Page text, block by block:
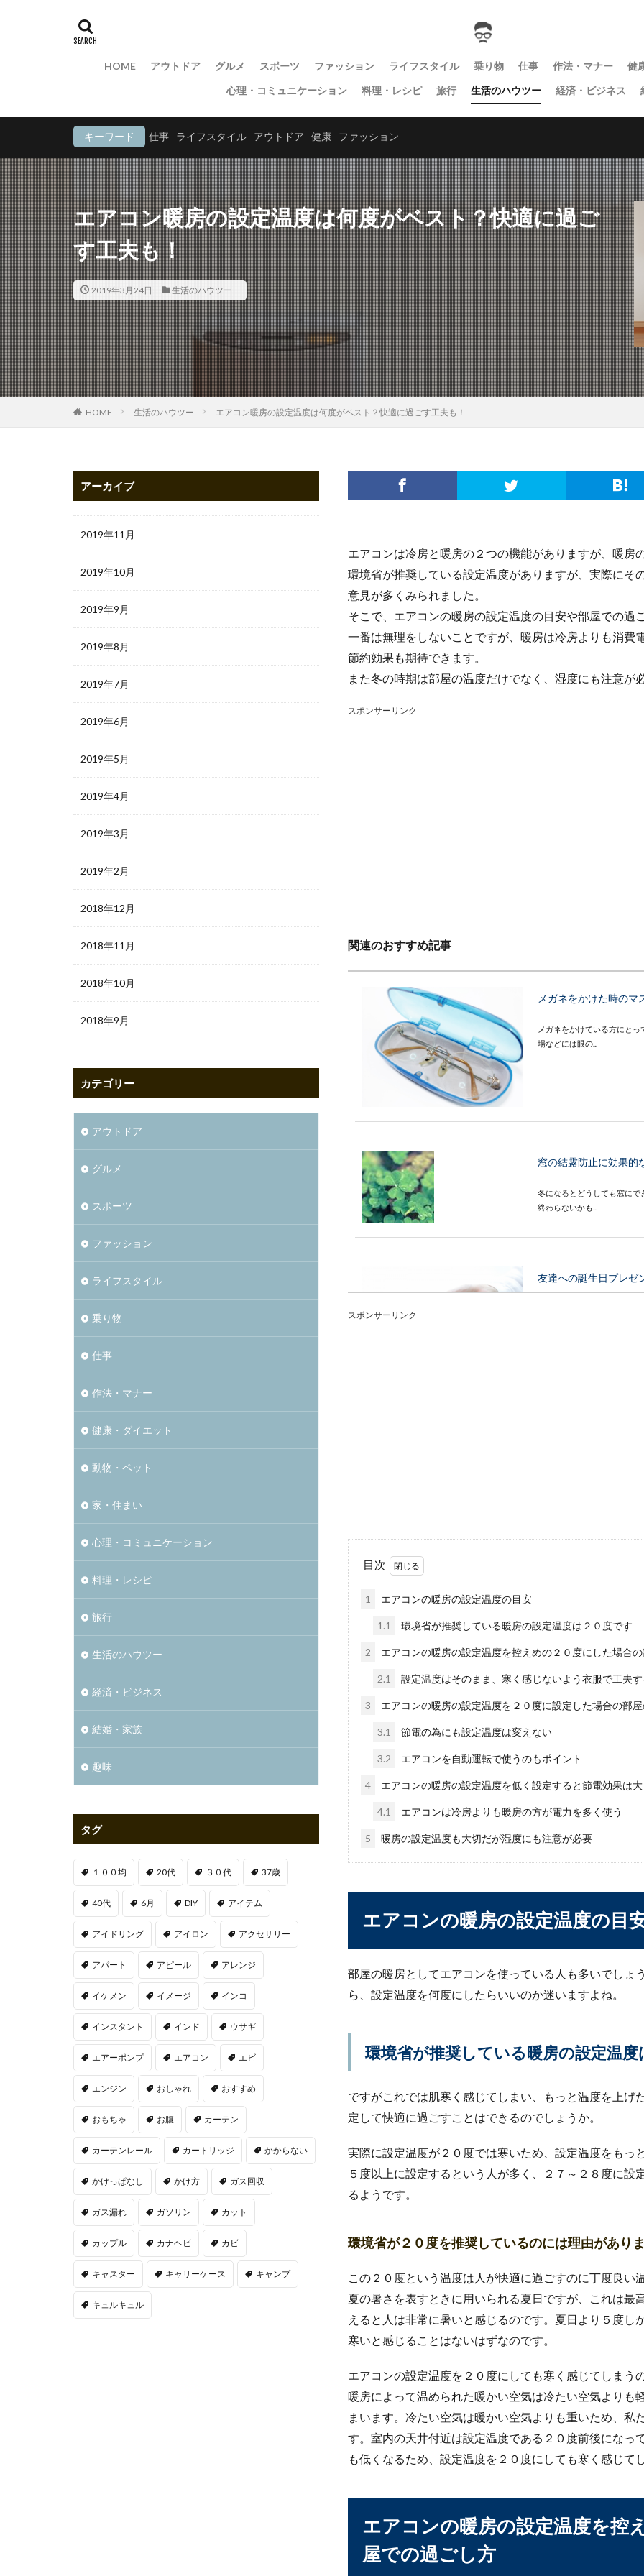
HOME アウトドア グルメ スポーツ ファッション ライフスタイル 乗り物 仕事 作法・マナー 健
心理・コミュニケーション
料理・レシピ 旅行 生活のハウツー 経済・ビジネス
キーワード 仕事 ライフスタイル アウトドア 健康 ファッション
エアコン暖房の設定温度は何度がベスト？快適に過ご
す工夫も！
2019年3月24日 生活のハウツー
HOME 生活のハウツー エアコン暖房の設定温度は何度がベスト？快適に過ごす工夫も！
エアコンは冷房と暖房の２つの機能がありますが、暖房
環境省が推奨している設定温度がありますが、実際にそ
意見が多くみられました。
そこで、エアコンの暖房の設定温度の目安や部屋での過
一番は無理をしないことですが、暖房は冷房よりも消費
節約効果も期待できます。
また冬の時期は部屋の温度だけでなく、湿度にも注意が
スポンサーリンク
関連のおすすめ記事
メガネをかけた時の
メガネをかけている方にと
場などには眼の...
窓の結露防止に効果的
冬になるとどうしても窓にで
終わらないかも...
友達への誕生日プレゼ
洗濯機の設置を自分で
洗濯機の設置は自分でもポ
電車で弁当を食べるの
電車の中で弁当を食べてい
かれます。...
白点病治療のために鷹
金魚などがなりやすい病気の
台所の収納【調味料編
台所を収納するときに調味料
や請求の方法と...
警察の取り締まりから
警察のスピード違反の取り締
思いますが、逃...
弁当箱をレンジで加熱
よね。せっかく...
るため...
しょう。...
スポンサーリンク
目次
1 エアコンの暖房の設定温度の目安
1.1 環境省が推奨している暖房の設定温度は２０度です
2 エアコンの暖房の設定温度を控えめの２０度にした場合
2.1 設定温度はそのまま、寒く感じないよう衣服で工夫す
3 エアコンの暖房の設定温度を２０度に設定した場合の部
3.1 節電の為にも設定温度は変えない
3.2 エアコンを自動運転で使うのもポイント
4 エアコンの暖房の設定温度を低く設定すると節電効果は
4.1 エアコンは冷房よりも暖房の方が電力を多く使う
5 暖房の設定温度も大切だが湿度にも注意が必要
エアコンの暖房の設定温度の目
部屋の暖房としてエアコンを使っている人も多いでしょ
ら、設定温度を何度にしたらいいのか迷いますよね。
環境省が推奨している暖房の設定温度
ですがこれでは肌寒く感じてしまい、もっと温度を上げ
定して快適に過ごすことはできるのでしょうか。
実際に設定温度が２０度では寒いため、設定温度をもっ
５度以上に設定するという人が多く、２７～２８度に設
るようです。
環境省が２０度を推奨しているのには理由があり
この２０度という温度は人が快適に過ごすのに丁度良い
夏の暑さを表すときに用いられる夏日ですが、これは最
えると人は非常に暑いと感じるのです。夏日より５度し
寒いと感じることはないはずなのです。
エアコンの設定温度を２０度にしても寒く感じてしまう
暖房によって温められた暖かい空気は冷たい空気よりも
まいます。冷たい空気は暖かい空気よりも重いため、私
す。室内の天井付近は設定温度である２０度前後になっ
も低くなるため、設定温度を２０度にしても寒く感じて
エアコンの暖房の設定温度を控
屋での過ごし方
アーカイブ
2019年11月
2019年10月
2019年9月
2019年8月
2019年7月
2019年6月
2019年5月
2019年4月
2019年3月
2019年2月
2018年12月
2018年11月
2018年10月
2018年9月
カテゴリー
アウトドア
グルメ
スポーツ
ファッション
ライフスタイル
乗り物
仕事
作法・マナー
健康・ダイエット
動物・ペット
家・住まい
心理・コミュニケーション
料理・レシピ
旅行
生活のハウツー
経済・ビジネス
結婚・家族
趣味
タグ
１００均 20代 ３０代 37歳
40代 6月 DIY アイテム
アイドリング アイロン アクセサリー
アパート アピール アレンジ
イケメン イメージ インコ
インスタント インド ウサギ
エアーポンプ エアコン エビ
エンジン おしゃれ おすすめ
おもちゃ お腹 カーテン
カーテンレール カートリッジ かからない
かけっぱなし かけ方 ガス回収
ガス漏れ ガソリン カット
カップル カナヘビ カビ
キャスター キャリーケース キャンプ
キュルキュル